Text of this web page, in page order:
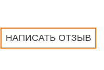
НАПИСАТЬ ОТЗЫВ